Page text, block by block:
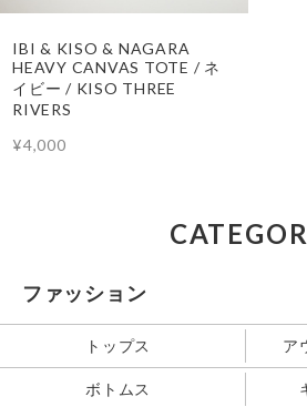
IBI & KISO & NAGARA
HEAVY CANVAS TOTE / ネ
イビー / KISO THREE
RIVERS
¥4,000
ファッション
トップス ア
ボトムス